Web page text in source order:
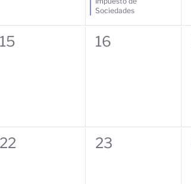
Sociedades
0
15
0
16
0
22
0
23